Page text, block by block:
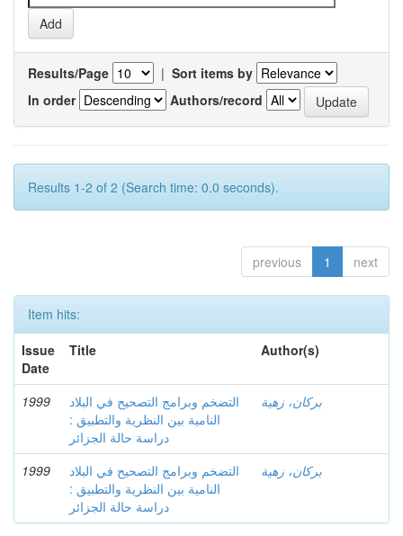
Results/Page | Sort items by
In order
Authors/record
Results 1-2 of 2 (Search time: 0.0 seconds).
previous 1 next
Item hits:
Issue
Date
Title Author(s)
1999
التضخم وبرامج التصحيح في البلاد
النامية بين النظرية والتطبيق :
دراسة حالة الجزائر
بركان، زهية
1999
التضخم وبرامج التصحيح في البلاد
النامية بين النظرية والتطبيق :
دراسة حالة الجزائر
بركان، زهية